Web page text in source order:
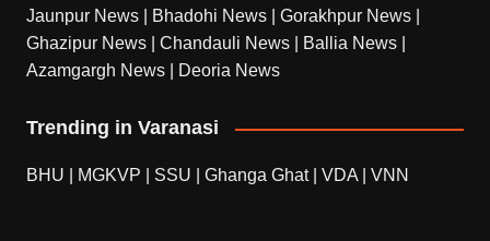
Jaunpur News
Bhadohi News Gorakhpur News
Ghazipur News
Chandauli News Ballia News
Azamgargh News
Deoria News
Trending in Varanasi
BHU MGKVP SSU Ghanga Ghat| VDA VNN